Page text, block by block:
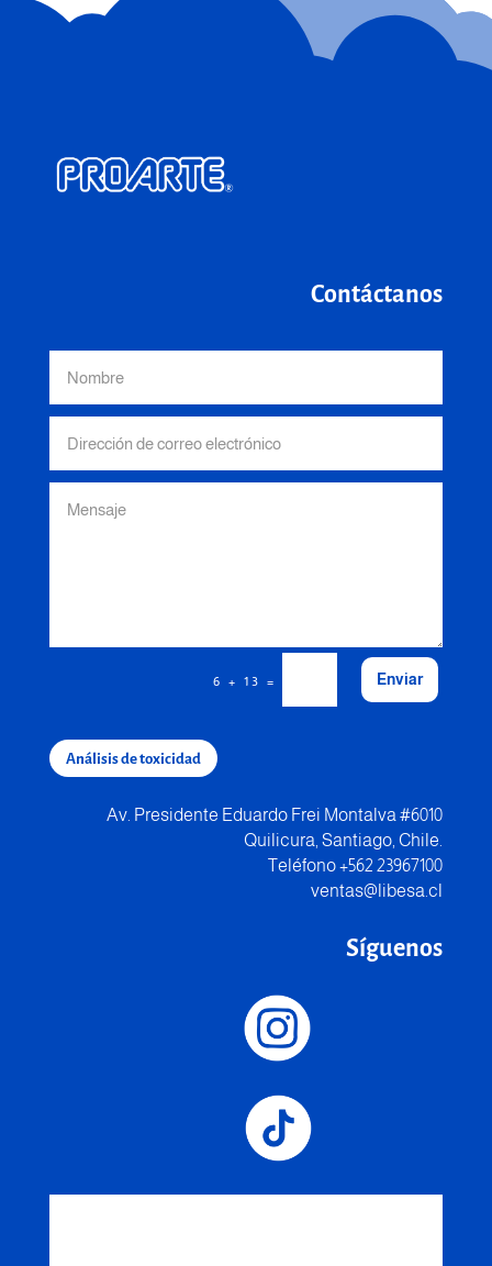
Contáctanos
6 + 13 = Enviar
Análisis de toxicidad
Av. Presidente Eduardo Frei Montalva #6010
Quilicura, Santiago, Chile.
Teléfono +562 23967100
ventas@libesa.cl
Síguenos